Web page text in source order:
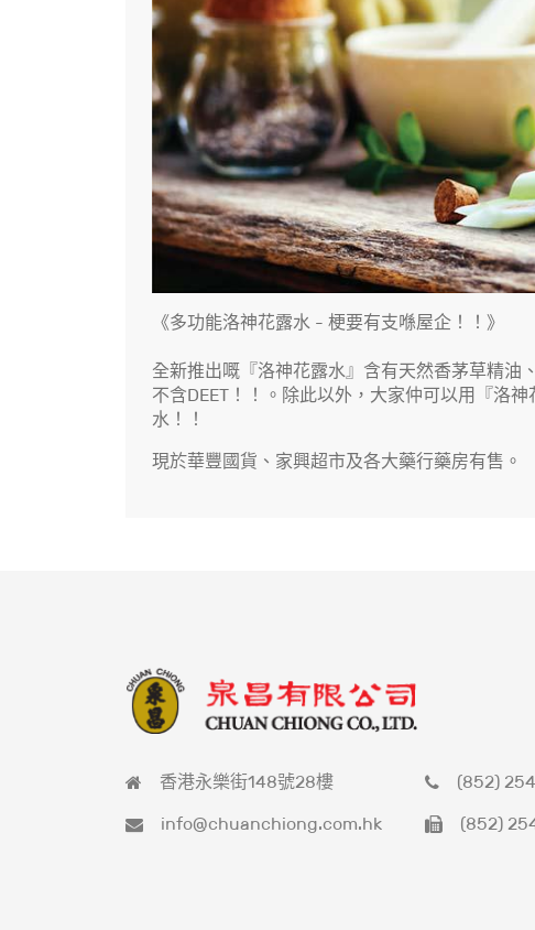
《多功能洛神花露水 - 梗要有支喺屋企！！》
全新推出嘅『洛神花露水』含有天然香茅草精油
不含DEET！！。除此以外，大家仲可以用『洛
水！！
現於華豐國貨、家興超市及各大藥行藥房有售。
香港永樂街148號28樓
(852)
info@chuanchiong.com.hk
(852)